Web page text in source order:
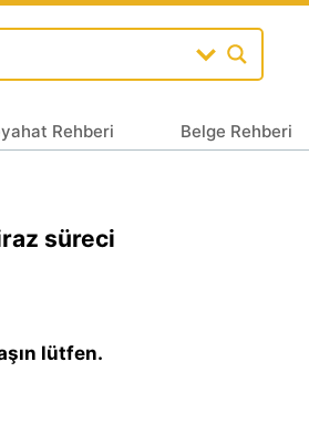
Rehberi Belge Rehberi
süreci
lütfen.